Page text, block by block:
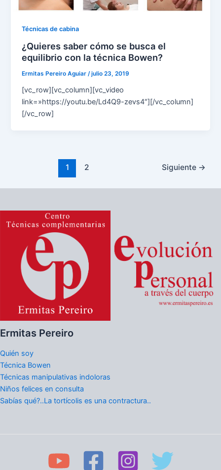
Técnicas de cabina
¿Quieres saber cómo se busca el
equilibrio con la técnica Bowen?
Ermitas Pereiro Aguiar/julio 23, 2019
[vc_row][vc_column][vc_video
link=»https://youtu.be/Ld4Q9-zevs4″][/vc_column]
[/vc_row]
1 2 Siguiente →
Ermitas Pereiro
Quién soy
Técnica Bowen
Técnicas manipulativas indoloras
Niños felices en consulta
Sabías qué?..La tortícolis es una contractura..